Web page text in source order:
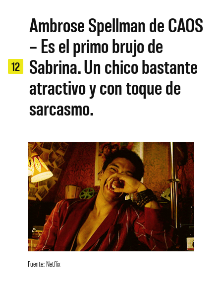
12
Ambrose Spellman de CAOS
– Es el primo brujo de
Sabrina. Un chico bastante
atractivo y con toque de
sarcasmo.
Fuente: Netflix